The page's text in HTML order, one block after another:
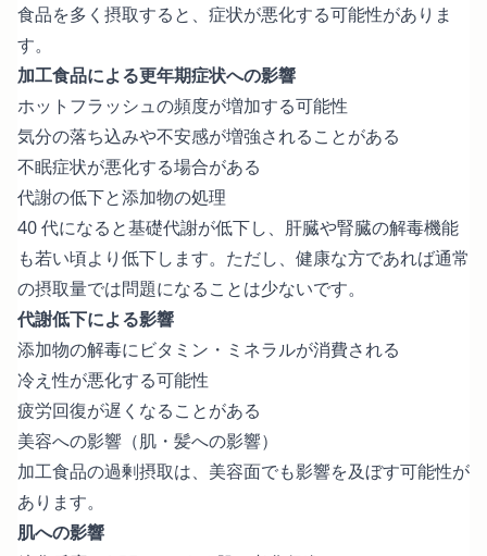
食品を多く摂取すると、症状が悪化する可能性がありま
す。
加工食品による更年期症状への影響
ホットフラッシュの頻度が増加する可能性
気分の落ち込みや不安感が増強されることがある
不眠症状が悪化する場合がある
代謝の低下と添加物の処理
40 代になると基礎代謝が低下し、肝臓や腎臓の解毒機能
も若い頃より低下します。ただし、健康な方であれば通常
の摂取量では問題になることは少ないです。
代謝低下による影響
添加物の解毒にビタミン・ミネラルが消費される
冷え性が悪化する可能性
疲労回復が遅くなることがある
美容への影響（肌・髪への影響）
加工食品の過剰摂取は、美容面でも影響を及ぼす可能性が
あります。
肌への影響